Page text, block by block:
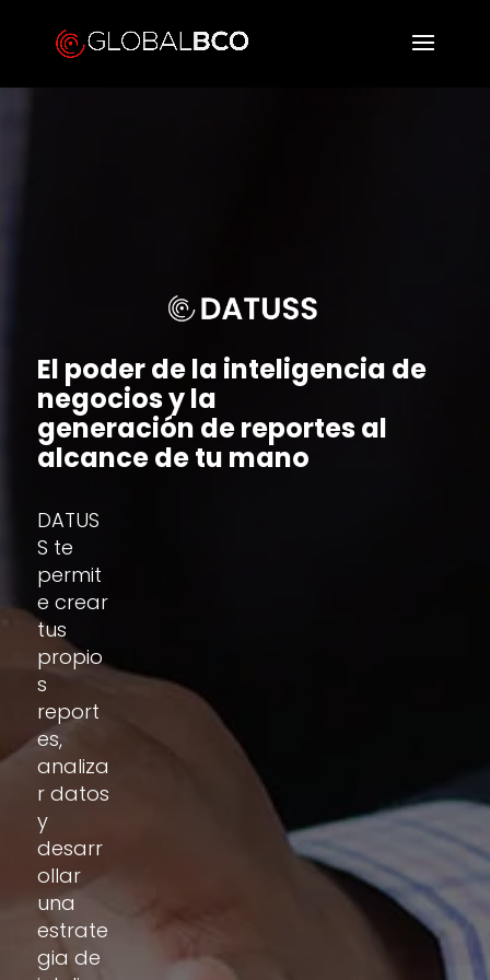
El poder de la inteligencia de
negocios y la
generación de reportes al
alcance de tu mano
DATUS
S te
permit
e crear
tus
propio
s
report
es,
analiza
r datos
y
desarr
ollar
una
estrate
gia de